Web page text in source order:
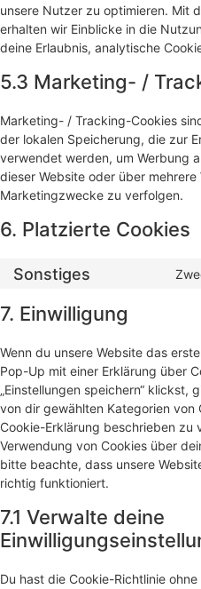
unsere Nutzer zu optimieren. Mit
erhalten wir Einblicke in die
deine Erlaubnis, analytische
5.3 Marketing- /
Marketing- / Tracking-Cookies
der lokalen Speicherung, die zur
verwendet werden, um Werbung
dieser Website oder über
Marketingzwecke zu verfolgen.
6. Platzierte Cookies
Sonstiges
7. Einwilligung
Wenn du unsere Website das
Pop-Up mit einer Erklärung über
„Einstellungen speichern“ klickst,
von dir gewählten Kategorien von
Cookie-Erklärung beschrieben zu
Verwendung von Cookies über
bitte beachte, dass unsere
richtig funktioniert.
7.1 Verwalte deine
Du hast die Cookie-Richtlinie